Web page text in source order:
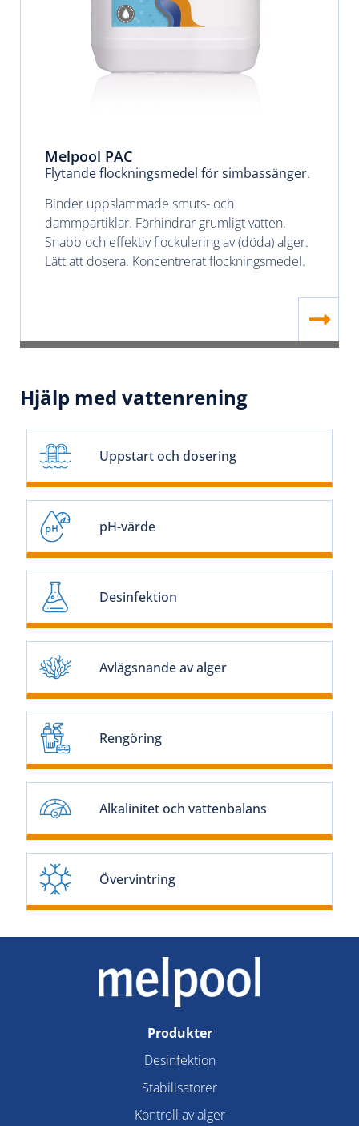
Melpool PAC
Flytande flockningsmedel för simbassänger.
Binder uppslammade smuts- och
dammpartiklar. Förhindrar grumligt vatten.
Snabb och effektiv flockulering av (döda) alger.
Lätt att dosera. Koncentrerat flockningsmedel.
Hjälp med vattenrening
Uppstart och dosering
pH-värde
Desinfektion
Avlägsnande av alger
Rengöring
Alkalinitet och vattenbalans
Övervintring
Produkter
Desinfektion
Stabilisatorer
Kontroll av alger